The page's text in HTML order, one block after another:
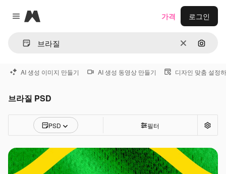
Close menu
Magnific
지우기이미지
가격 로그인
AI 생성 이미지 만들기 AI 생성 동영상 만들기 디자인 맞춤 설정
브라질 PSD
PSD 필터